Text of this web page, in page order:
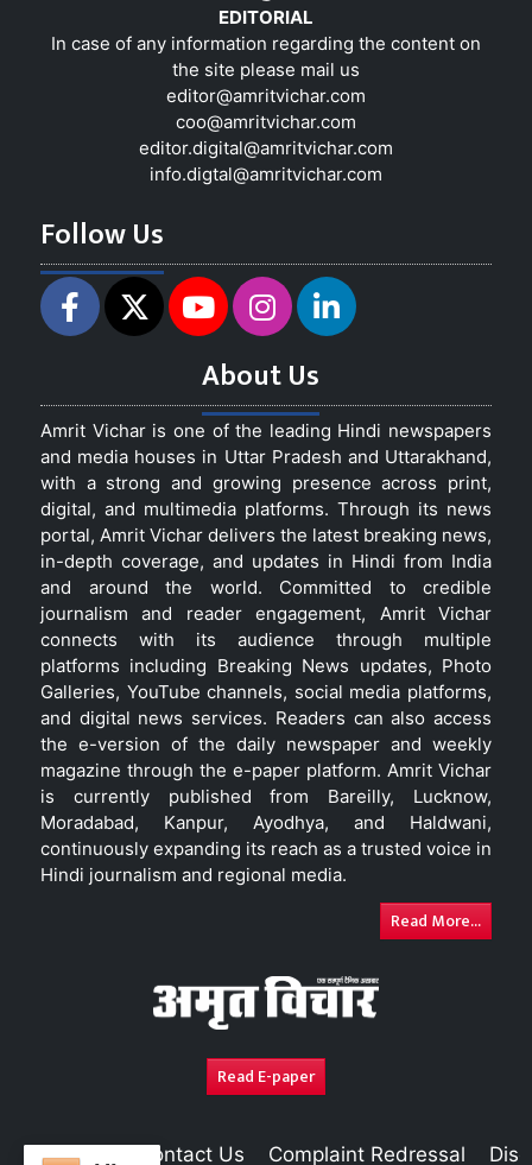
EDITORIAL
In case of any information regarding the content on
the site please mail us
editor@amritvichar.com
coo@amritvichar.com
editor.digital@amritvichar.com
info.digtal@amritvichar.com
Follow Us
About Us
Amrit Vichar is one of the leading Hindi newspapers
and media houses in Uttar Pradesh and Uttarakhand,
with a strong and growing presence across print,
digital, and multimedia platforms. Through its news
portal, Amrit Vichar delivers the latest breaking news,
in-depth coverage, and updates in Hindi from India
and around the world. Committed to credible
journalism and reader engagement, Amrit Vichar
connects with its audience through multiple
platforms including Breaking News updates, Photo
Galleries, YouTube channels, social media platforms,
and digital news services. Readers can also access
the e-version of the daily newspaper and weekly
magazine through the e-paper platform. Amrit Vichar
is currently published from Bareilly, Lucknow,
Moradabad, Kanpur, Ayodhya, and Haldwani,
continuously expanding its reach as a trusted voice in
Hindi journalism and regional media.
Read More...
Read E-paper
About Us Contact Us Complaint Redressal